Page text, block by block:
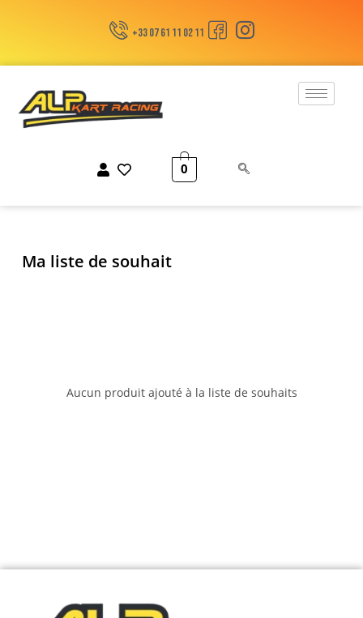
+33 07 61 11 02 11
0
Ma liste de souhait
Aucun produit ajouté à la liste de souhaits